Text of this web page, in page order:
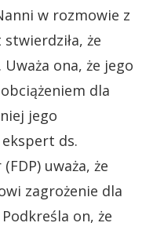
w rozmowie z
że
ona, że jego
dla
jego
ds.
uważa, że
zagrożenie dla
on, że